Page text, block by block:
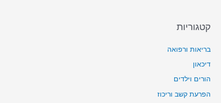
קטגוריות
בריאות ורפואה
דיכאון
הורים וילדים
הפרעת קשב וריכוז